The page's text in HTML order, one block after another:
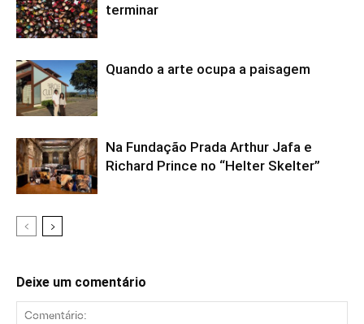
terminar
Quando a arte ocupa a paisagem
Na Fundação Prada Arthur Jafa e
Richard Prince no “Helter Skelter”
Deixe um comentário